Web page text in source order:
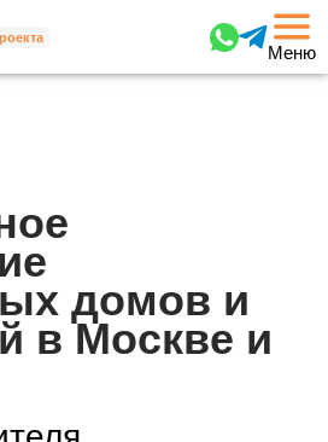
Меню
домов и
в Москве и